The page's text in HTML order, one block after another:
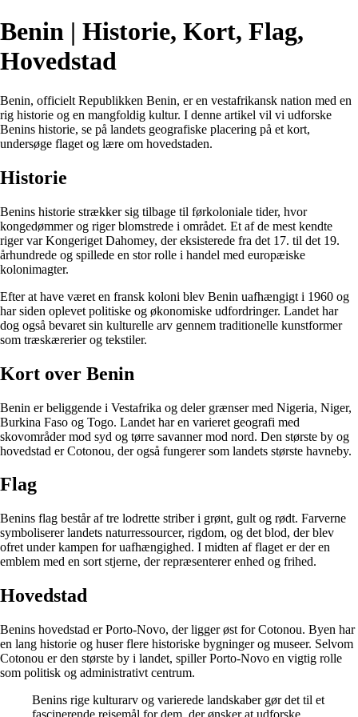
Benin | Historie, Kort, Flag,
Hovedstad
Benin, officielt Republikken Benin, er en vestafrikansk nation med en
rig historie og en mangfoldig kultur. I denne artikel vil vi udforske
Benins historie, se på landets geografiske placering på et kort,
undersøge flaget og lære om hovedstaden.
Historie
Benins historie strækker sig tilbage til førkoloniale tider, hvor
kongedømmer og riger blomstrede i området. Et af de mest kendte
riger var Kongeriget Dahomey, der eksisterede fra det 17. til det 19.
århundrede og spillede en stor rolle i handel med europæiske
kolonimagter.
Efter at have været en fransk koloni blev Benin uafhængigt i 1960 og
har siden oplevet politiske og økonomiske udfordringer. Landet har
dog også bevaret sin kulturelle arv gennem traditionelle kunstformer
som træskærerier og tekstiler.
Kort over Benin
Benin er beliggende i Vestafrika og deler grænser med Nigeria, Niger,
Burkina Faso og Togo. Landet har en varieret geografi med
skovområder mod syd og tørre savanner mod nord. Den største by og
hovedstad er Cotonou, der også fungerer som landets største havneby.
Flag
Benins flag består af tre lodrette striber i grønt, gult og rødt. Farverne
symboliserer landets naturressourcer, rigdom, og det blod, der blev
ofret under kampen for uafhængighed. I midten af flaget er der en
emblem med en sort stjerne, der repræsenterer enhed og frihed.
Hovedstad
Benins hovedstad er Porto-Novo, der ligger øst for Cotonou. Byen har
en lang historie og huser flere historiske bygninger og museer. Selvom
Cotonou er den største by i landet, spiller Porto-Novo en vigtig rolle
som politisk og administrativt centrum.
Benins rige kulturarv og varierede landskaber gør det til et